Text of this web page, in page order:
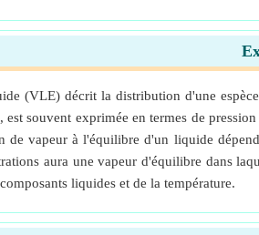
(VLE) décrit la distribution d'une
souvent exprimée en termes de
de vapeur à l'équilibre d'un liquide
aura une vapeur d'équilibre dans
liquides et de la température.